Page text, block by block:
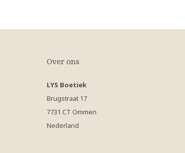
Over ons
LYS Boetiek
Brugstraat 17
7731 CT Ommen
Nederland